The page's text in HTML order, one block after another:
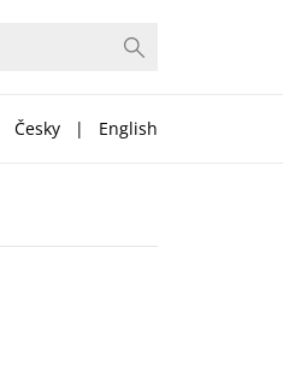
Česky | English